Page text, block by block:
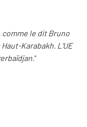
comme le dit Bruno
Karabakh. L’UE
"